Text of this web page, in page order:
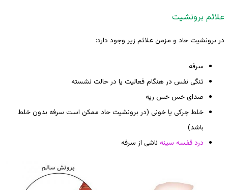
علائم برونشیت
در برونشیت حاد و مزمن علائم زیر وجود دارد:
سرفه
تنگی نفس در هنگام فعالیت یا در حالت نشسته
صدای خس خس ریه
خلط چرکی یا خونی (در برونشیت حاد ممکن است سرفه بدون خلط
باشد)
درد قفسه سینه ناشی از سرفه